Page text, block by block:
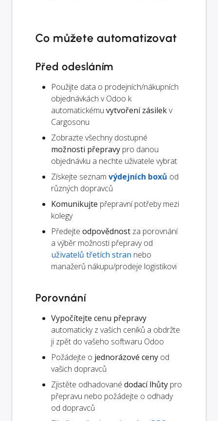
Co můžete automatizovat
Před odesláním
Použijte data o prodejních/nákupních
objednávkách v Odoo k
automatickému vytvoření zásilekv
Cargosonu
Zobrazte všechny dostupné
možnosti přepravy pro danou
objednávku a nechte uživatele vybrat
Získejte seznam výdejních boxů od
různých dopravců
Komunikujte přepravní potřeby mezi
kolegy
Předejte odpovědnost za porovnání
a výběr možnosti přepravy od
uživatelů třetích stran nebo
manažerů nákupu/prodeje logistikovi
Porovnání
Vypočítejte cenu přepravy
automaticky z vašich ceníků a obdržte
ji zpět do vašeho softwaru Odoo
Požádejte o jednorázové ceny od
vašich dopravců
Zjistěte odhadované dodací lhůty pro
přepravu nebo požádejte o odhady
od dopravců